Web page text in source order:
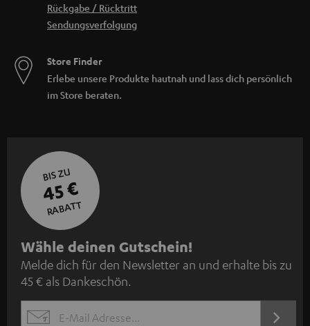
Rückgabe / Rücktritt
Sendungsverfolgung
Store Finder
Erlebe unsere Produkte hautnah und lass dich persönlich
im Store beraten.
BIS ZU
45 €
RABATT
N
e
w
s
Wähle deinen Gutschein!
Melde dich für den Newsletter an und erhalte bis zu
45 € als Dankeschön.
JETZT